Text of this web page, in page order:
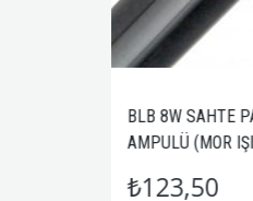
PARA MAKİNESİ